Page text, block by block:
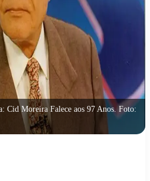
Cid Moreira Falece aos 97 Anos. Foto: